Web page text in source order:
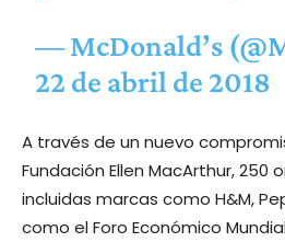
— McDonald’s
22 de abril de 2018
A través de un nuevo
Fundación Ellen MacArthur, 250
incluidas marcas como H&M,
como el Foro Económico